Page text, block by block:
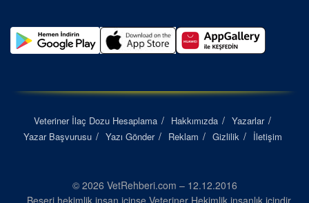
Veteriner İlaç Dozu Hesaplama Hakkımızda
Yazarlar
Yazar Başvurusu
Yazı Gönder Reklam Gizlilik İletişim
© 2026 VetRehberi.com – 12.12.2016